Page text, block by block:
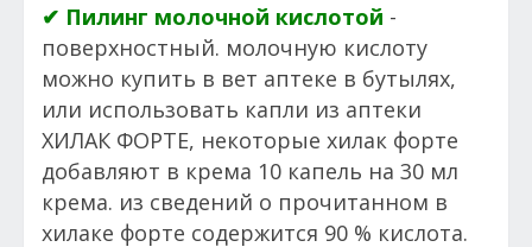
✔ Пилинг молочной кислотой -
поверхностный. молочную кислоту
можно купить в вет аптеке в бутылях,
или использовать капли из аптеки
ХИЛАК ФОРТЕ, некоторые хилак форте
добавляют в крема 10 капель на 30 мл
крема. из сведений о прочитанном в
хилаке форте содержится 90 % кислота.